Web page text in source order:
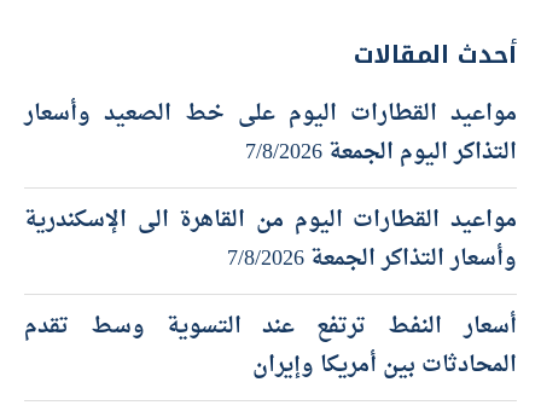
أحدث المقالات
مواعيد القطارات اليوم على خط الصعيد وأسعار
التذاكر اليوم الجمعة 7/8/2026
مواعيد القطارات اليوم من القاهرة الى الإسكندرية
وأسعار التذاكر الجمعة 7/8/2026
أسعار النفط ترتفع عند التسوية وسط تقدم
المحادثات بين أمريكا وإيران